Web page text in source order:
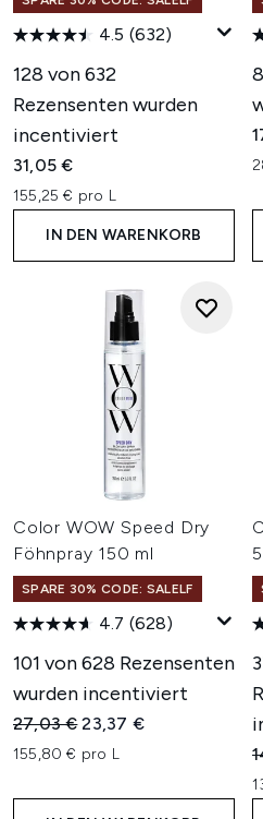
4.5 (632)
128 von 632
Rezensenten wurden
incentiviert
31,05 €
155,25 € pro L
IN DEN WARENKORB
Color WOW Speed Dry
Föhnpray 150 ml
SPARE 30% CODE: SALELF
4.7 (628)
101 von 628 Rezensenten
wurden incentiviert
Unverbindliche
27,03 €Aktueller Preis:
23,37 €
155,80 € pro L